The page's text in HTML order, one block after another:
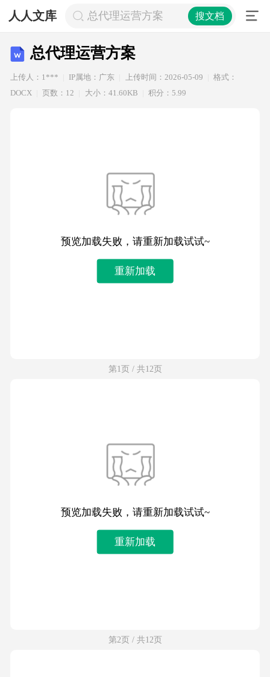
人人文库 总代理运营方案 搜文档
总代理运营方案
上传人：1*** IP属地：广东 上传时间：2026-05-09
格式：
DOCX
页数：12 大小：41.60KB 积分：5.99
预览加载失败，请重新加载试试~
重新加载
第1页 / 共12页
预览加载失败，请重新加载试试~
重新加载
第2页 / 共12页